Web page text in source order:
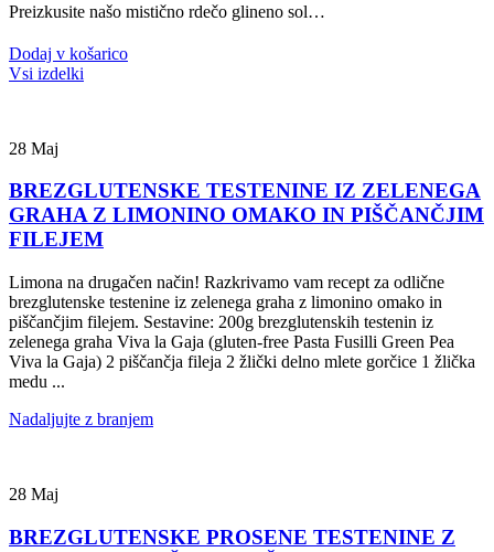
Preizkusite našo mistično rdečo glineno sol…
Dodaj v košarico
Vsi izdelki
28 Maj
BREZGLUTENSKE TESTENINE IZ ZELENEGA
GRAHA Z LIMONINO OMAKO IN PIŠČANČJIM
FILEJEM
Limona na drugačen način! Razkrivamo vam recept za odlične
brezglutenske testenine iz zelenega graha z limonino omako in
piščančjim filejem. Sestavine: 200g brezglutenskih testenin iz
zelenega graha Viva la Gaja (gluten-free Pasta Fusilli Green Pea
Viva la Gaja) 2 piščančja fileja 2 žlički delno mlete gorčice 1 žlička
medu ...
Nadaljujte z branjem
28 Maj
BREZGLUTENSKE PROSENE TESTENINE Z